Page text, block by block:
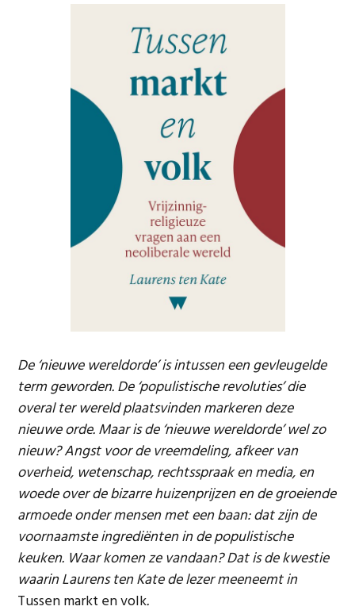
De ‘nieuwe wereldorde’ is intussen een gevleugelde
term geworden. De ‘populistische revoluties’ die
overal ter wereld plaatsvinden markeren deze
nieuwe orde. Maar is de ‘nieuwe wereldorde’ wel zo
nieuw? Angst voor de vreemdeling, afkeer van
overheid, wetenschap, rechtsspraak en media, en
woede over de bizarre huizenprijzen en de groeiende
armoede onder mensen met een baan: dat zijn de
voornaamste ingrediënten in de populistische
keuken. Waar komen ze vandaan? Dat is de kwestie
waarin Laurens ten Kate de lezer meeneemt in
Tussen markt en volk.